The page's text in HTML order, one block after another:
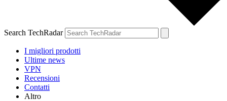
Search TechRadar
I migliori prodotti
Ultime news
VPN
Recensioni
Contatti
Altro